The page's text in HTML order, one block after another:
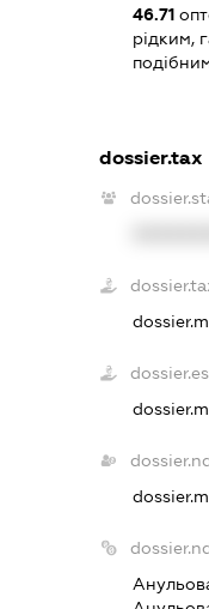
46.71
рідким,
dossier.tax